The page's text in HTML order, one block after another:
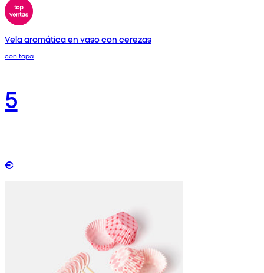
Vela aromática en vaso con cerezas
con tapa
5
€